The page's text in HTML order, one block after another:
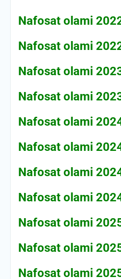
Nafosat olami
Nafosat olami
Nafosat olami
Nafosat olami
Nafosat olami
Nafosat olami
Nafosat olami
Nafosat olami
Nafosat olami
Nafosat olami
Nafosat olami